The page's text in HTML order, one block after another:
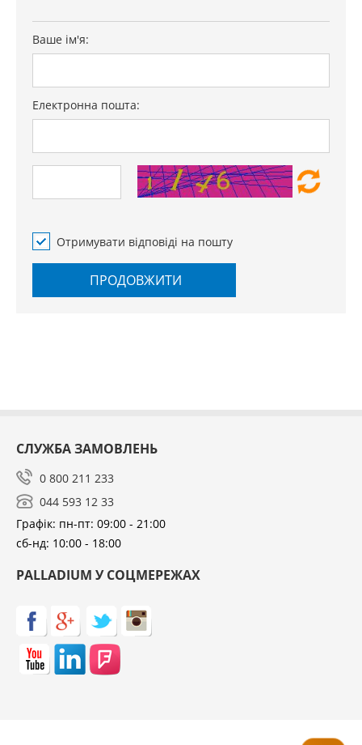
Ваше ім'я:
Електронна пошта:
Отримувати відповіді на пошту
ПРОДОВЖИТИ
СЛУЖБА ЗАМОВЛЕНЬ
0 800 211 233
044 593 12 33
Графік: пн-пт: 09:00 - 21:00
сб-нд: 10:00 - 18:00
PALLADIUM У СОЦМЕРЕЖАХ